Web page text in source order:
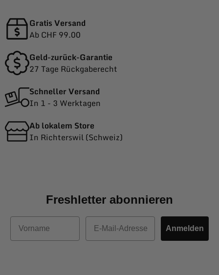
Gratis Versand
Ab CHF 99.00
Geld-zurück-Garantie
27 Tage Rückgaberecht
Schneller Versand
In 1 - 3 Werktagen
Ab lokalem Store
In Richterswil (Schweiz)
Freshletter abonnieren
Vorname
E-Mail
Anmelden